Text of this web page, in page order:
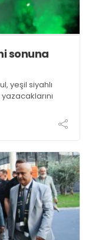
sonuna
yeşil siyahlı